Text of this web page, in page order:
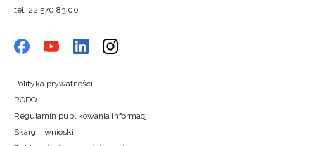
tel. 22 570 83 00
Polityka prywatności
RODO
Regulamin publikowania informacji
Skargi i wnioski